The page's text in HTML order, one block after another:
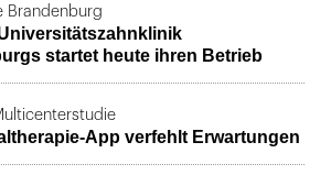
Brandenburg
startet heute ihren Betrieb
App verfehlt Erwartungen